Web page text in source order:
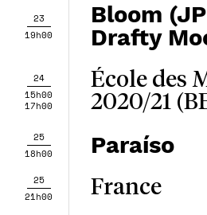
23
19h00
Bloom
Drafty
24
15h00
17h00
École des
2020/21
25
18h00
Paraíso
25
21h00
France